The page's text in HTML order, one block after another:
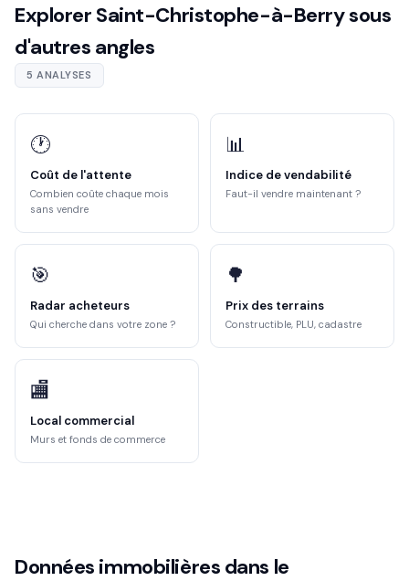
Explorer Saint-Christophe-à-Berry sous
d'autres angles
5 ANALYSES
🕐
Coût de l'attente
Combien coûte chaque mois
sans vendre
📊
Indice de vendabilité
Faut-il vendre maintenant ?
🎯
Radar acheteurs
Qui cherche dans votre zone ?
🌳
Prix des terrains
Constructible, PLU, cadastre
🏬
Local commercial
Murs et fonds de commerce
Données immobilières dans le